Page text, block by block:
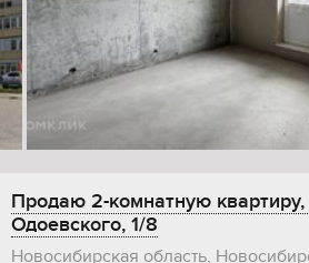
Продаю 2-комнатную квартиру,
Одоевского, 1/8
Новосибирская область,